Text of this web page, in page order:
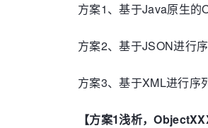
方案1、基于Java原生的
方案2、基于JSON进行
方案3、基于XML进行序
【方案1浅析，